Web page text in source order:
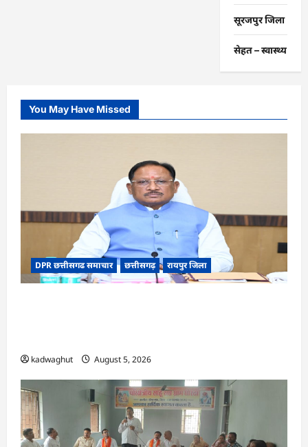
सूरजपुर जिला
सेहत – स्‍वास्‍थ्‍य
You May Have Missed
DPR छत्तीसगढ समाचार छत्तीसगढ़ रायपुर जिला
kadwaghut August 5, 2026